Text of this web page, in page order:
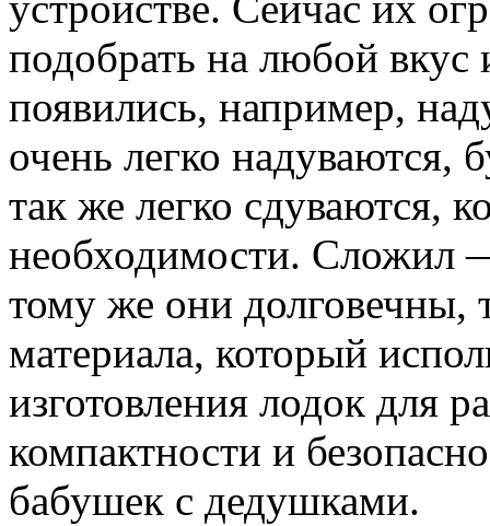
подобрать на любой
появились, например,
очень легко надуваются,
так же легко сдуваются,
необходимости. Сложил
тому же они долговечны,
материала, который
изготовления лодок для
компактности и
бабушек с дедушками.